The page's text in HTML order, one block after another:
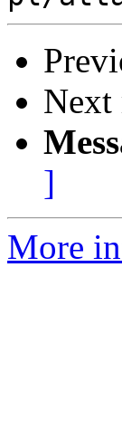
Next
]
More